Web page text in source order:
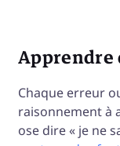
Apprendre
Chaque erreur
raisonnement à
ose dire « je ne